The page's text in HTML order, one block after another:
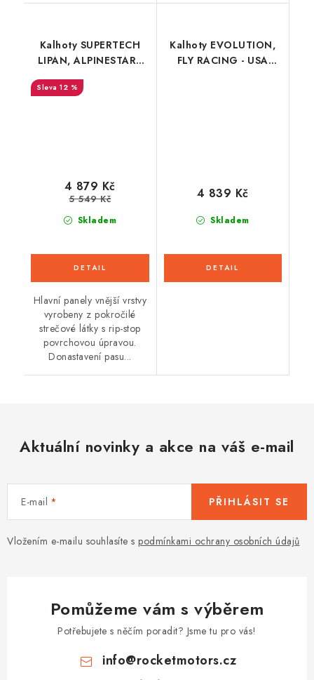
Kalhoty SUPERTECH
LIPAN, ALPINESTARS
(žlutá/růžová) 2025
12 %
Skladem
4 879 Kč
5 549 Kč
Hlavní panely vnější vrstvy
vyrobeny z pokročilé
strečové látky s rip-stop
povrchovou úpravou.
Donastavení pasu...
Kalhoty EVOLUTION,
FLY RACING - USA
Skladem
4 839 Kč
Aktuální novinky a akce na váš e-mail
E-mail
Vložením e-mailu souhlasíte s podmínkami ochrany osobních údajů
PŘIHLÁSIT SE
Pomůžeme vám s výběrem
Potřebujete s něčím poradit? Jsme tu pro vás!
info@rocketmotors.cz